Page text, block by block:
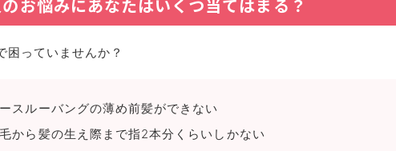
お悩みにあなたはいくつ当てはまる？
困っていませんか？
スルーバングの薄め前髪ができない
から髪の生え際まで指2本分くらいしかない